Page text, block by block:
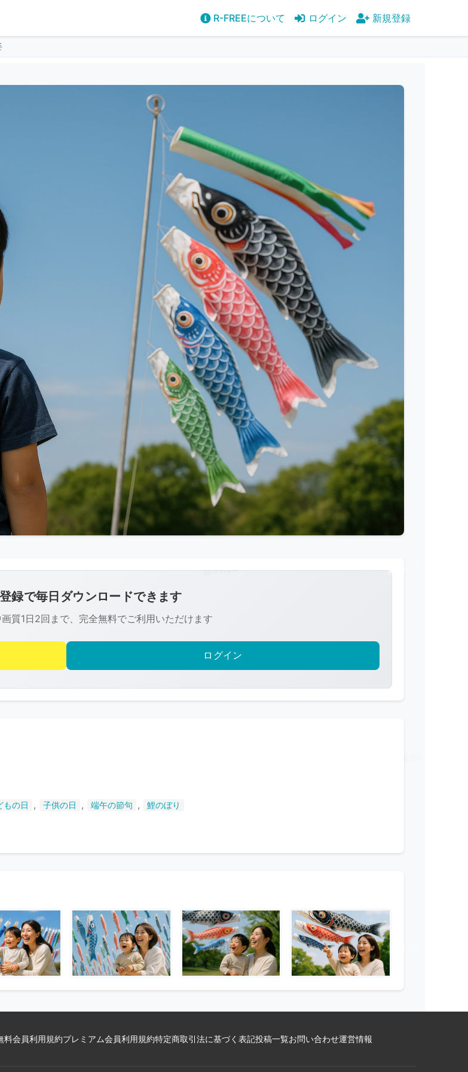
R-FREEについて ログイン 新規登録
像
R-
FREE
著
作
権
て
録で毎日ダウンロードできます
質1日2回まで、完全無料でご利用いただけます
ログイン
もの日 , 子供の日 , 端午の節句 , 鯉のぼり
料会員利用規約プレミアム会員利用規約特定商取引法に基づく表記投稿一覧お問い合わせ運営情報